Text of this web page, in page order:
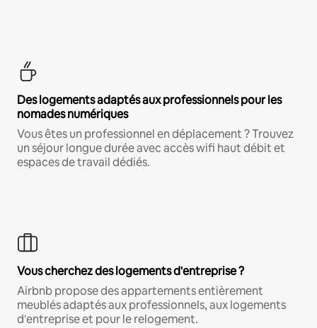
Des logements adaptés aux professionnels pour les
nomades numériques
Vous êtes un professionnel en déplacement ? Trouvez
un séjour longue durée avec accès wifi haut débit et
espaces de travail dédiés.
Vous cherchez des logements d'entreprise ?
Airbnb propose des appartements entièrement
meublés adaptés aux professionnels, aux logements
d'entreprise et pour le relogement.